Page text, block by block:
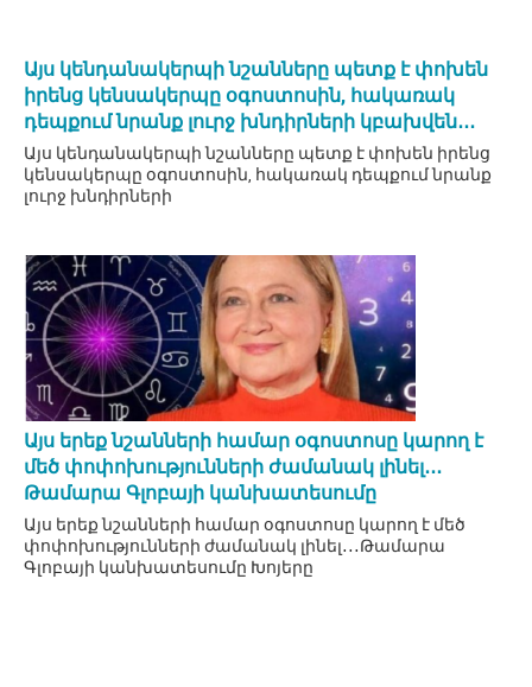
Այս կենդանակերպի նշանները պետք է փոխեն
իրենց կենսակերպը օգոստոսին, հակառակ
դեպքում նրանք լուրջ խնդիրների կբախվեն․․․
Այս կենդանակերպի նշանները պետք է փոխեն իրենց
կենսակերպը օգոստոսին, հակառակ դեպքում նրանք
լուրջ խնդիրների
Այս երեք նշանների համար օգոստոսը կարող է
մեծ փոփոխությունների ժամանակ լինել․․․
Թամարա Գլոբայի կանխատեսումը
Այս երեք նշանների համար օգոստոսը կարող է մեծ
փոփոխությունների ժամանակ լինել․․․Թամարա
Գլոբայի կանխատեսումը Խոյերը